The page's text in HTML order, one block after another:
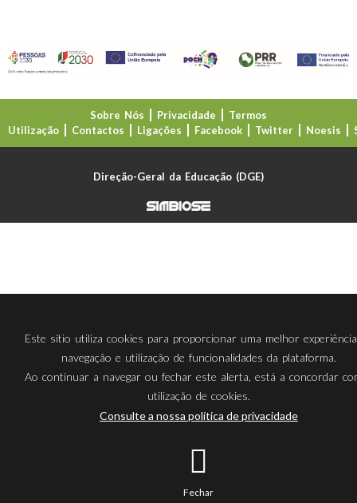
Sobre Nós Privacidade
Termos
Utilização
Contactos Ligações Facebook Twitter Noesis
Direção-Geral da Educação (DGE)
Este sítio utiliza cookies para proporcionar uma melhor
navegação e utilização de funcionalidades da plataforma.
Ao continuar a navegar ou fechar este alerta, está a concordar
utilização de cookies.
Consulte a nossa política de privacidade
Fechar